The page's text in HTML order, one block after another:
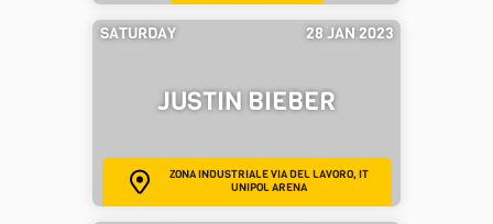
SATURDAY 28 JAN 2023
JUSTIN BIEBER
ZONA INDUSTRIALE VIA DEL LAVORO, IT
UNIPOL ARENA